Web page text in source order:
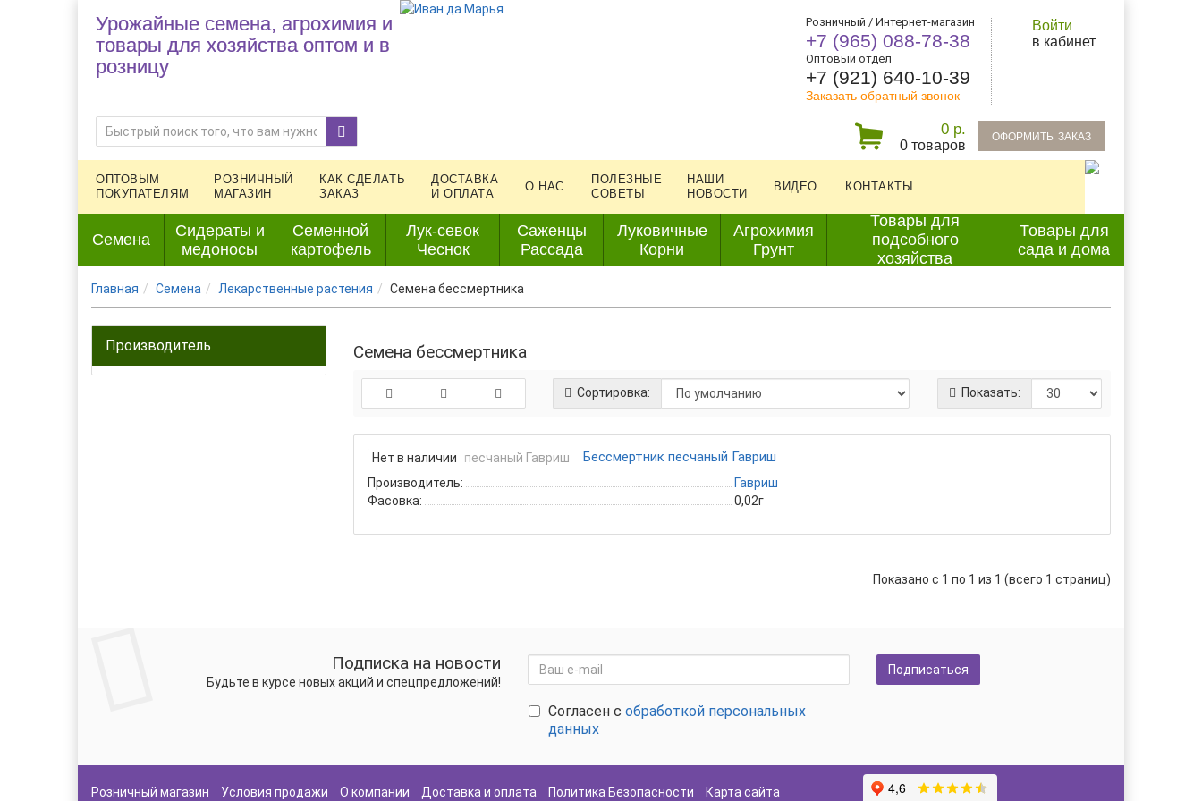
Урожайные семена, агрохимия и
товары для хозяйства оптом и в
розницу
Розничный / Интернет-магазин
+7 (965) 088-78-38
Оптовый отдел
+7 (921) 640-10-39
Заказать обратный звонок
Войти
в кабинет
0 р.
0 товаров
oформить заказ
ОПТОВЫМ
ПОКУПАТЕЛЯМ
РОЗНИЧНЫЙ
МАГАЗИН
КАК СДЕЛАТЬ
ЗАКАЗ
ДОСТАВКА
И ОПЛАТА
О НАС
ПОЛЕЗНЫЕ
СОВЕТЫ
НАШИ
НОВОСТИ
ВИДЕО КОНТАКТЫ
Семена
Сидераты и
медоносы
Семенной
картофель
Лук-севок
Чеснок
Саженцы
Рассада
Луковичные
Корни
Агрохимия
Грунт
Товары для
подсобного
хозяйства
Товары для
сада и дома
Главная Семена Лекарственные растения Семена бессмертника
Производитель Семена бессмертника
Сортировка: Показать:
Нет в наличии Бессмертник песчаный Гавриш
Производитель:
Гавриш
Фасовка:
0,02г
Показано с 1 по 1 из 1 (всего 1 страниц)
Подписка на новости
Будьте в курсе новых акций и спецпредложений!
Согласен с обработкой персональных
данных
Подписаться
Розничный магазин Условия продажи О компании Доставка и оплата Политика Безопасности Карта сайта